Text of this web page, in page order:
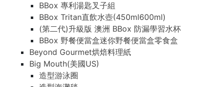
BBox 專利湯匙叉子組
BBox Tritan直飲水壺(450ml600ml)
(第二代)升級版 澳洲 BBox 防漏學習水杯
BBox 野餐便當盒迷你野餐便當盒零食盒
Beyond Gourmet烘焙料理紙
Big Mouth(美國US)
造型游泳圈